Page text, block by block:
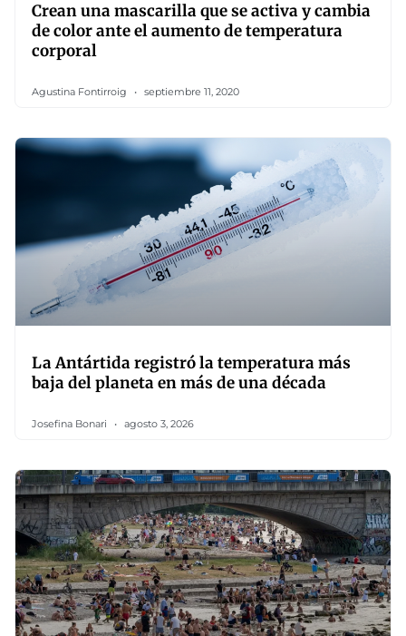
Crean una mascarilla que se activa y cambia
de color ante el aumento de temperatura
corporal
Agustina Fontirroig septiembre 11, 2020
La Antártida registró la temperatura más
baja del planeta en más de una década
Josefina Bonari agosto 3, 2026